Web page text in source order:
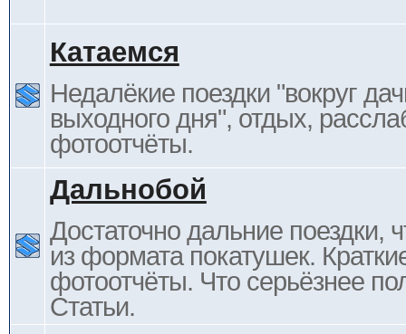
Катаемся
Недалёкие поездки "вокруг
выходного дня", отдых,
фотоотчёты.
Дальнобой
Достаточно дальние поездки,
из формата покатушек.
фотоотчёты. Что серьёзнее
Статьи.